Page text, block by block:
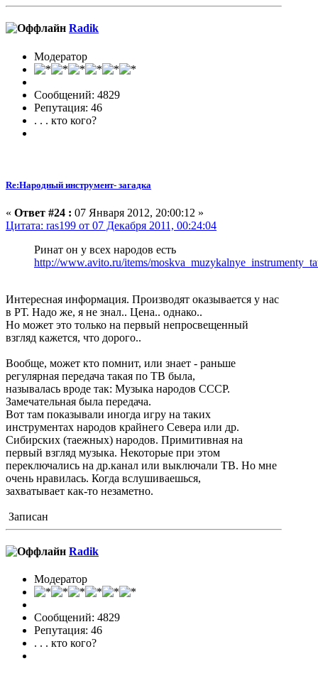
Radik
Модератор
Сообщений: 4829
Репутация: 46
. . . кто кого?
Re:Народный инструмент- загадка
« Ответ #24 : 07 Января 2012, 20:00:12 »
Цитата: ras199 от 07 Декабря 2011, 00:24:04
Ринат он у всех народов есть
http://www.avito.ru/items/
Интересная информация. Производят оказывается у нас
в РТ. Надо же, я не знал.. Цена.. однако..
Но может это только на первый непросвещенный
взгляд кажется, что дорого..
Вообще, может кто помнит, или знает - раньше
регулярная передача такая по ТВ была,
называлась вроде так: Музыка народов СССР.
Замечательная была передача.
Вот там показывали иногда игру на таких
инструментах народов крайнего Севера или др.
Сибирских (таежных) народов. Примитивная на
первый взгляд музыка. Некоторые при этом
переключались на др.канал или выключали ТВ. Но мне
очень нравилась. Когда вслушиваешься,
захватывает как-то незаметно.
Записан
Radik
Модератор
Сообщений: 4829
Репутация: 46
. . . кто кого?